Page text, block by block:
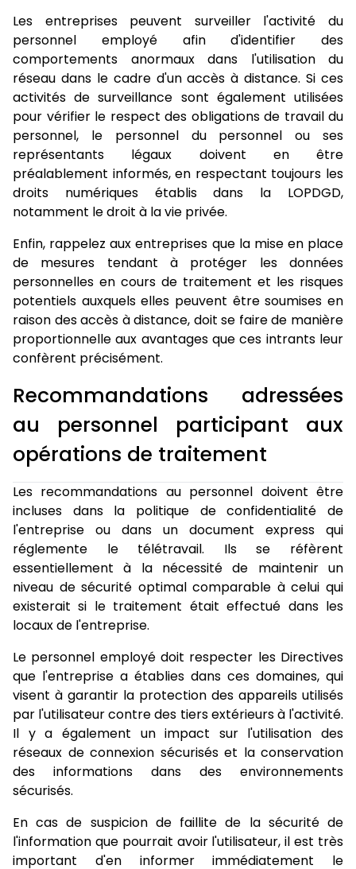
Les entreprises peuvent surveiller l'activité du
personnel employé afin d'identifier des
comportements anormaux dans l'utilisation du
réseau dans le cadre d'un accès à distance. Si ces
activités de surveillance sont également utilisées
pour vérifier le respect des obligations de travail du
personnel, le personnel du personnel ou ses
représentants légaux doivent en être
préalablement informés, en respectant toujours les
droits numériques établis dans la LOPDGD,
notamment le droit à la vie privée.
Enfin, rappelez aux entreprises que la mise en place
de mesures tendant à protéger les données
personnelles en cours de traitement et les risques
potentiels auxquels elles peuvent être soumises en
raison des accès à distance, doit se faire de manière
proportionnelle aux avantages que ces intrants leur
confèrent précisément.
Recommandations adressées
au personnel participant aux
opérations de traitement
Les recommandations au personnel doivent être
incluses dans la politique de confidentialité de
l'entreprise ou dans un document express qui
réglemente le télétravail. Ils se réfèrent
essentiellement à la nécessité de maintenir un
niveau de sécurité optimal comparable à celui qui
existerait si le traitement était effectué dans les
locaux de l'entreprise.
Le personnel employé doit respecter les Directives
que l'entreprise a établies dans ces domaines, qui
visent à garantir la protection des appareils utilisés
par l'utilisateur contre des tiers extérieurs à l'activité.
Il y a également un impact sur l'utilisation des
réseaux de connexion sécurisés et la conservation
des informations dans des environnements
sécurisés.
En cas de suspicion de faillite de la sécurité de
l'information que pourrait avoir l'utilisateur, il est très
important d'en informer immédiatement le